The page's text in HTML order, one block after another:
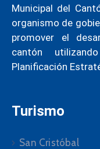
Municipal del
organismo de
promover el
cantón
Planificación
Turismo
San Cristóbal